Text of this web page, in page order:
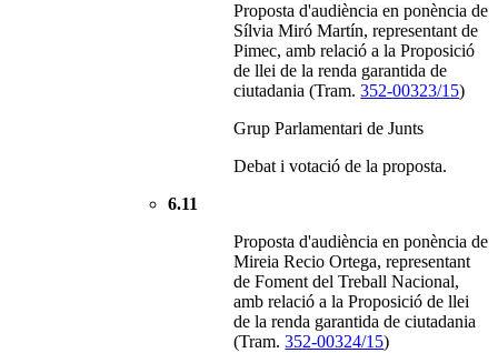
Proposta d'audiència en ponència de
Sílvia Miró Martín, representant de
Pimec, amb relació a la Proposició
de llei de la renda garantida de
ciutadania (Tram.352-00323/15)
Grup Parlamentari de Junts
Debat i votació de la proposta.
6.11
Proposta d'audiència en ponència de
Mireia Recio Ortega, representant
de Foment del Treball Nacional,
amb relació a la Proposició de llei
de la renda garantida de ciutadania
(Tram.352-00324/15)